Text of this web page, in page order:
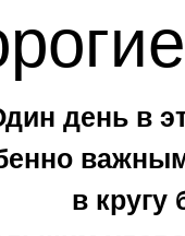
день в
в кругу